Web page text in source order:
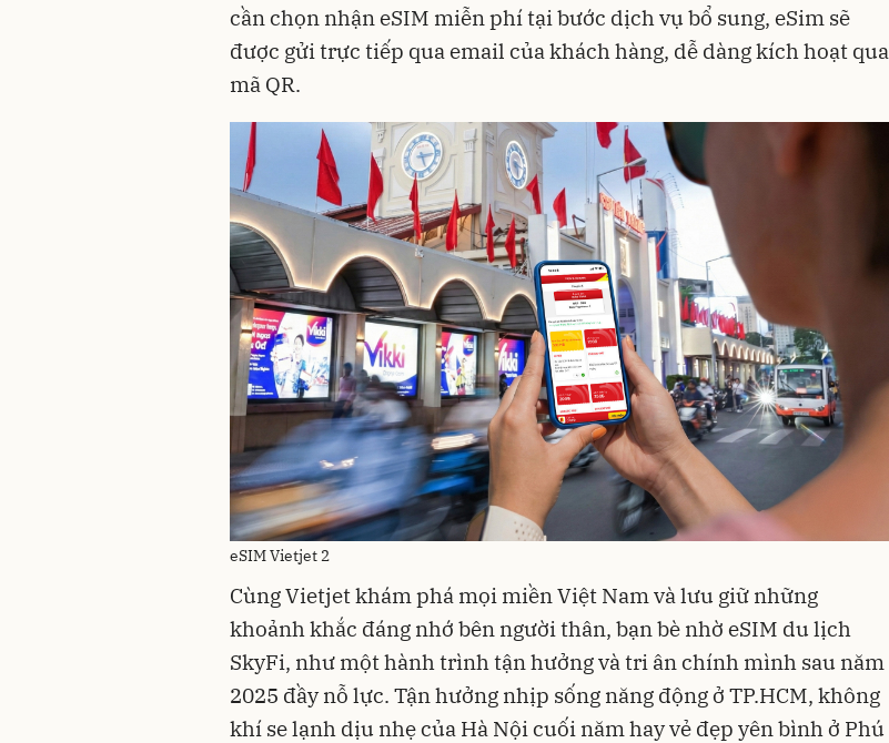
cần chọn nhận eSIM miễn phí tại bước dịch vụ bổ sung, eSim sẽ
được gửi trực tiếp qua email của khách hàng, dễ dàng kích hoạt qua
mã QR.
eSIM Vietjet 2
Cùng Vietjet khám phá mọi miền Việt Nam và lưu giữ những
khoảnh khắc đáng nhớ bên người thân, bạn bè nhờ eSIM du lịch
SkyFi, như một hành trình tận hưởng và tri ân chính mình sau năm
2025 đầy nỗ lực. Tận hưởng nhịp sống năng động ở TP.HCM, không
khí se lạnh dịu nhẹ của Hà Nội cuối năm hay vẻ đẹp yên bình ở Phú